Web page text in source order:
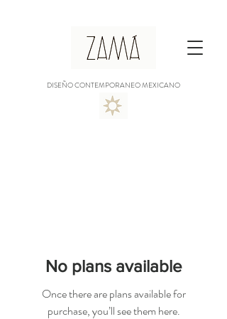
DISEÑO CONTEMPORANEO MEXICANO
No plans available
Once there are plans available for
purchase, you’ll see them here.